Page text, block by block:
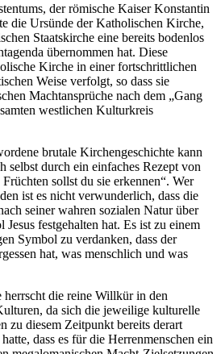
der römische Kaiser Konstantin
die Ursünde der Katholischen Kirche,
Staatskirche eine bereits bodenlos
übernommen hat. Diese
Kirche in einer fortschrittlichen
Weise verfolgt, so dass sie
Machtansprüche nach dem „Gang
westlichen Kulturkreis
brutale Kirchengeschichte kann
selbst durch ein einfaches Rezept von
sollst du sie erkennen“. Wer
ist es nicht verwunderlich, dass die
seiner wahren sozialen Natur über
Jesus festgehalten hat. Es ist zu einem
Symbol zu verdanken, dass der
hat, was menschlich und was
herrscht die reine Willkür in den
da sich die jeweilige kulturelle
zu diesem Zeitpunkt bereits derart
dass es für die Herrenmenschen ein